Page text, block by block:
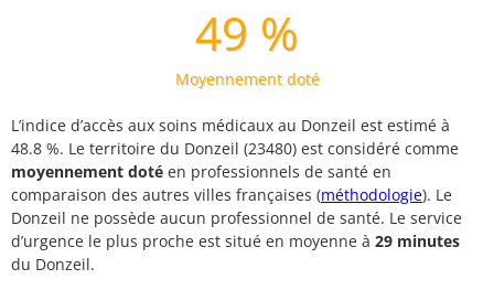
49 %
Moyennement doté
L’indice d’accès aux soins médicaux au Donzeil est estimé à
48.8 %. Le territoire du Donzeil (23480) est considéré comme
moyennement doté en professionnels de santé en
comparaison des autres villes françaises (méthodologie). Le
Donzeil ne possède aucun professionnel de santé. Le service
d’urgence le plus proche est situé en moyenne à 29 minutes
du Donzeil.